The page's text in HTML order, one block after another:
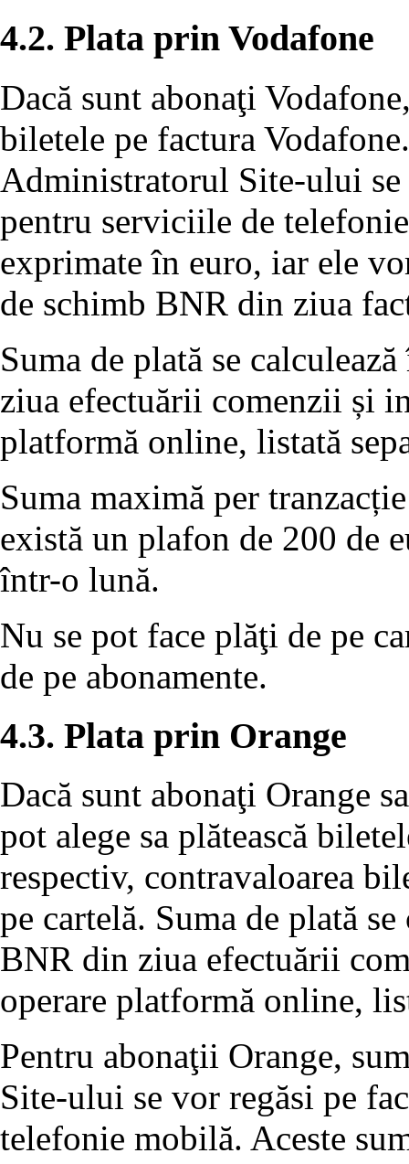
4.2. Plata prin Vodafone
Dacă sunt abonaţi
biletele pe factura
Administratorul Site-ului se
pentru serviciile de
exprimate în euro, iar ele
de schimb BNR din ziua
Suma de plată se
ziua efectuării comenzii și
platformă online, listată
Suma maximă per
există un plafon de 200 de
într-o lună.
Nu se pot face plăţi de pe
de pe abonamente.
4.3. Plata prin Orange
Dacă sunt abonaţi Orange
pot alege sa plătească
respectiv, contravaloarea
pe cartelă. Suma de plată
BNR din ziua efectuării
operare platformă online,
Pentru abonaţii Orange,
Site-ului se vor regăsi pe
telefonie mobilă. Aceste